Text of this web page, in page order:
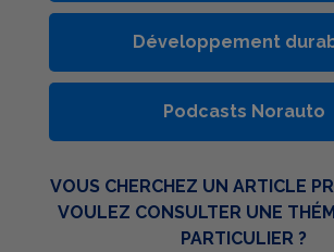
Développement
Podcasts Norauto
VOUS CHERCHEZ UN ARTICLE
VOULEZ CONSULTER UNE
PARTICULIER ?